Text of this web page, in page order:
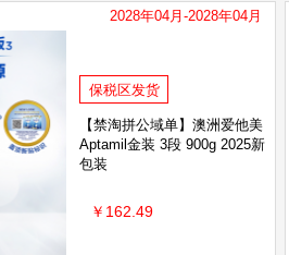
2028年04月-2028年04月
保税区发货
【禁淘拼公域单】澳洲爱他美
Aptamil金装 3段 900g 2025新
包装
￥162.49